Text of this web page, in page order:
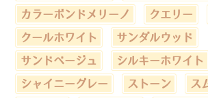
カラーボンドメリーノ クエリー
クールホワイト サンダルウッド
サンドベージュ シルキーホワイト
シャイニーグレー ストーン ス